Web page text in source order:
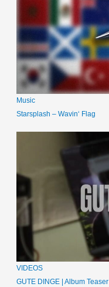
Music
Starsplash – Wavin‘ Flag
VIDEOS
GUTE DINGE | Album Teaser